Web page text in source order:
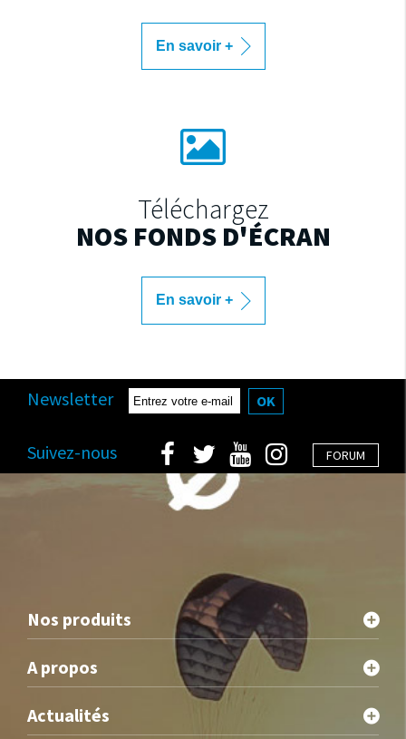
En savoir +
Téléchargez
NOS FONDS D'ÉCRAN
En savoir +
Newsletter OK
FORUM
Suivez-nous
Nos produits
A propos
Actualités